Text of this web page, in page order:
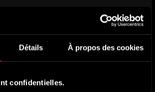
Détails À propos des cookies
confidentielles.